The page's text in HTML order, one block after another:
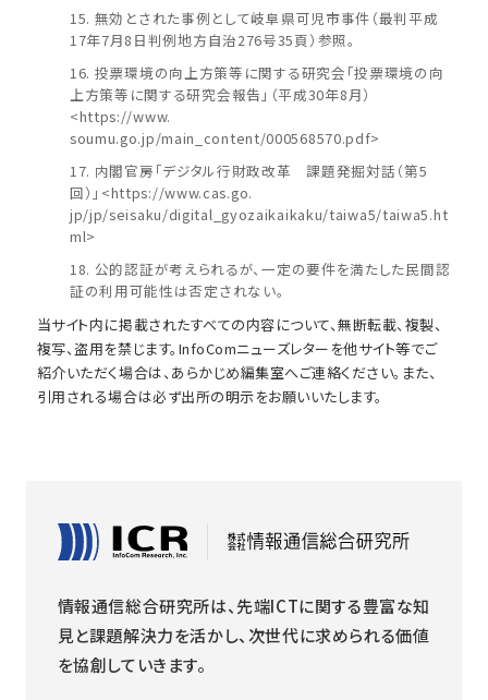
無効とされた事例として岐阜県可児市事件（最判平成
17年7月8日判例地方自治276号35頁）参照。
投票環境の向上方策等に関する研究会「投票環境の向
上方策等に関する研究会報告」（平成30年8月）
<https://www.
soumu.go.jp/main_content/000568570.pdf>
内閣官房「デジタル行財政改革 課題発掘対話（第5
回）」<https://www.cas.go.
jp/jp/seisaku/digital_gyozaikaikaku/taiwa5/taiwa5.ht
ml>
公的認証が考えられるが、一定の要件を満たした民間認
証の利用可能性は否定されない。
当サイト内に掲載されたすべての内容について、無断転載、複製、
複写、盗用を禁じます。InfoComニューズレターを他サイト等でご
紹介いただく場合は、あらかじめ編集室へご連絡ください。また、
引用される場合は必ず出所の明示をお願いいたします。
情報通信総合研究所は、先端ICTに関する豊富な知
見と課題解決力を活かし、次世代に求められる価値
を協創していきます。